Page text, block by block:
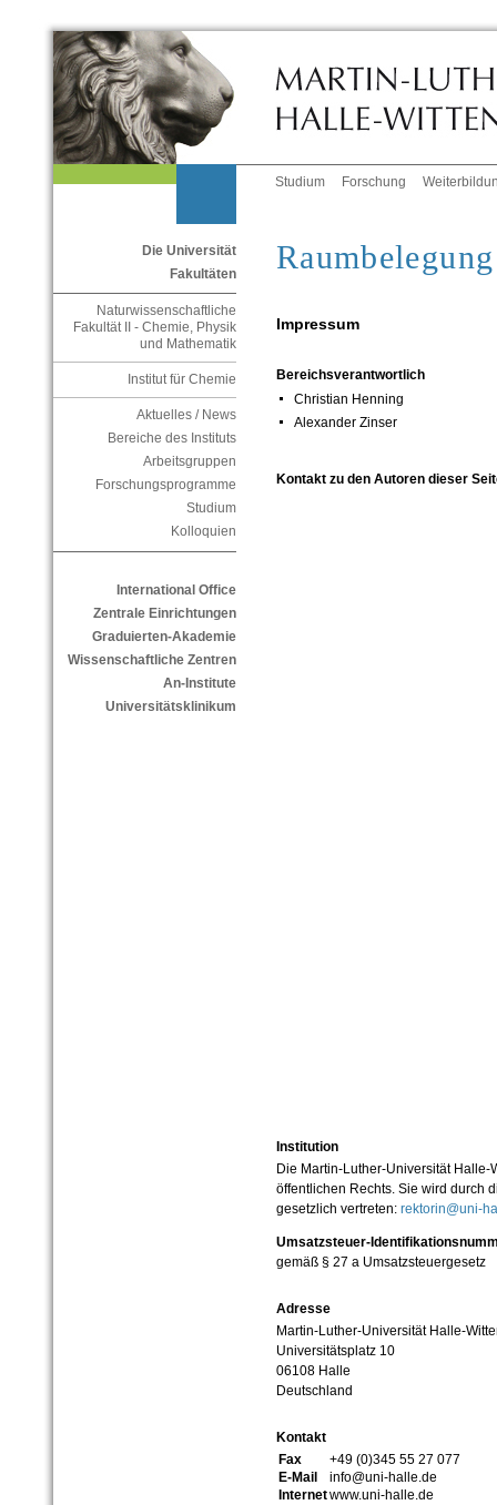
Studium Forschung
Die Universität
Fakultäten
Naturwissenschaftliche
Fakultät II - Chemie, Physik
und Mathematik
Institut für Chemie
Aktuelles / News
Bereiche des Instituts
Arbeitsgruppen
Forschungsprogramme
Studium
Kolloquien
International Office
Zentrale Einrichtungen
Graduierten-Akademie
Wissenschaftliche Zentren
An-Institute
Universitätsklinikum
Impressum
Bereichsverantwortlich
Christian Henning
Alexander Zinser
Kontakt zu den Autoren dieser
Institution
Die Martin-Luther-Universität
öffentlichen Rechts. Sie wird durch
gesetzlich vertreten: rektorin@uni-
Umsatzsteuer-
gemäß § 27 a Umsatzsteuergesetz
Adresse
Martin-Luther-Universität Halle-
Universitätsplatz 10
06108 Halle
Deutschland
Kontakt
Fax
+49 (0)345 55 27 077
E-Mail
info@uni-halle.de
Internetwww.uni-halle.de